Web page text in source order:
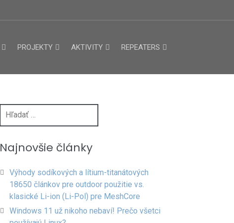
PROJEKTY AKTIVITY REPEATERS
Hľadať:
Najnovšie články
Výhody sodíkových a lítium-titanátových
18650 článkov pre outdoor použitie vs.
klasické Li-ion (Li-Pol) pre MeshCore
Windows 11 už nikoho nebaví! Prečo všetci